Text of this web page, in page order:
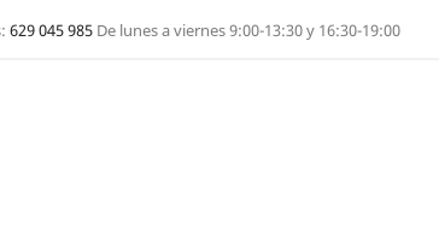
629 045 985 De lunes a viernes 9:00-13:30 y 16:30-19:00